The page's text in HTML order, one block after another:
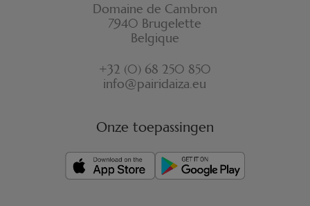
Domaine de Cambron
7940 Brugelette
Belgique
+32 (0) 68 250 850
info@pairidaiza.eu
Onze toepassingen